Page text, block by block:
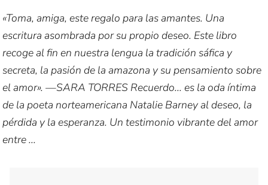
«Toma, amiga, este regalo para las amantes. Una
escritura asombrada por su propio deseo. Este libro
recoge al fin en nuestra lengua la tradición sáfica y
secreta, la pasión de la amazona y su pensamiento sobre
el amor». —SARA TORRES Recuerdo... es la oda íntima
de la poeta norteamericana Natalie Barney al deseo, la
pérdida y la esperanza. Un testimonio vibrante del amor
entre ...